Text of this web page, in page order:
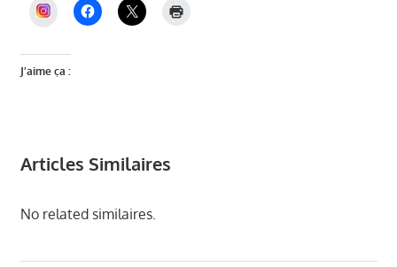
INSTAGRAM
J’aime ça :
Articles Similaires
No related similaires.